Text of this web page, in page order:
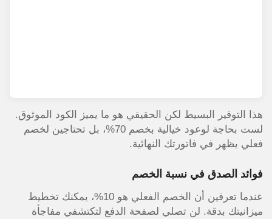
هذا التوفير البسيط لكن الحقيقي هو ما يميز الكود الموثوق.
لست بحاجة لوعود خيالية بخصم 70%، بل تحتاجين لخصم
فعلي يظهر في فاتورتك النهائية.
فوائد الصدق في نسبة الخصم
عندما تعرفين أن الخصم الفعلي هو 10%، يمكنك تخطيط
ميزانيتك بدقة. لن تصلي لصفحة الدفع لتكتشفي مفاجأة